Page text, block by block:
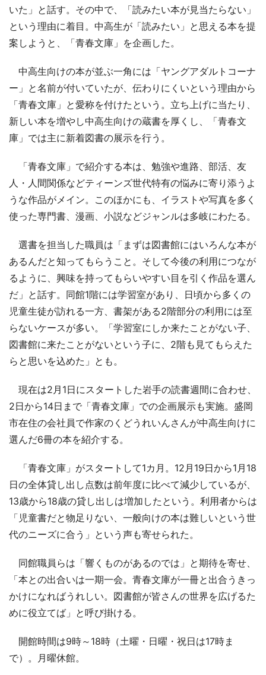
いた」と話す。その中で、「読みたい本が見当たらない」
という理由に着目。中高生が「読みたい」と思える本を提
案しようと、「青春文庫」を企画した。
中高生向けの本が並ぶ一角には「ヤングアダルトコーナ
ー」と名前が付いていたが、伝わりにくいという理由から
「青春文庫」と愛称を付けたという。立ち上げに当たり、
新しい本を増やし中高生向けの蔵書を厚くし、「青春文
庫」では主に新着図書の展示を行う。
「青春文庫」で紹介する本は、勉強や進路、部活、友
人・人間関係などティーンズ世代特有の悩みに寄り添うよ
うな作品がメイン。このほかにも、イラストや写真を多く
使った専門書、漫画、小説などジャンルは多岐にわたる。
選書を担当した職員は「まずは図書館にはいろんな本が
あるんだと知ってもらうこと。そして今後の利用につなが
るように、興味を持ってもらいやすい目を引く作品を選ん
だ」と話す。同館1階には学習室があり、日頃から多くの
児童生徒が訪れる一方、書架がある2階部分の利用には至
らないケースが多い。「学習室にしか来たことがない子、
図書館に来たことがないという子に、2階も見てもらえた
らと思いを込めた」とも。
現在は2月1日にスタートした岩手の読書週間に合わせ、
2日から14日まで「青春文庫」での企画展示も実施。盛岡
市在住の会社員で作家のくどうれいんさんが中高生向けに
選んだ6冊の本を紹介する。
「青春文庫」がスタートして1カ月。12月19日から1月18
日の全体貸し出し点数は前年度に比べて減少しているが、
13歳から18歳の貸し出しは増加したという。利用者からは
「児童書だと物足りない、一般向けの本は難しいという世
代のニーズに合う」という声も寄せられた。
同館職員らは「響くものがあるのでは」と期待を寄せ、
「本との出合いは一期一会。青春文庫が一冊と出合うきっ
かけになればうれしい。図書館が皆さんの世界を広げるた
めに役立てば」と呼び掛ける。
開館時間は9時～18時（土曜・日曜・祝日は17時ま
で）。月曜休館。